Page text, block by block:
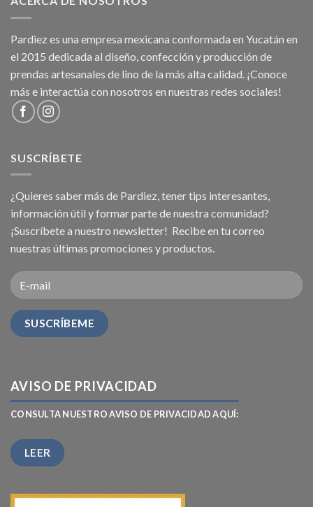
Pardiez es una empresa mexicana conformada en Yucatán en
el 2015 dedicada al diseño, confección y producción de
prendas artesanales de lino de la más alta calidad. ¡Conoce
más e interactúa con nosotros en nuestras redes sociales!
SUSCRÍBETE
¿Quieres saber más de Pardiez, tener tips interesantes,
información útil y formar parte de nuestra comunidad?
¡Suscríbete a nuestro newsletter! Recibe en tu correo
nuestras últimas promociones y productos.
AVISO DE PRIVACIDAD
CONSULTA NUESTRO AVISO DE PRIVACIDAD AQUÍ:
LEER